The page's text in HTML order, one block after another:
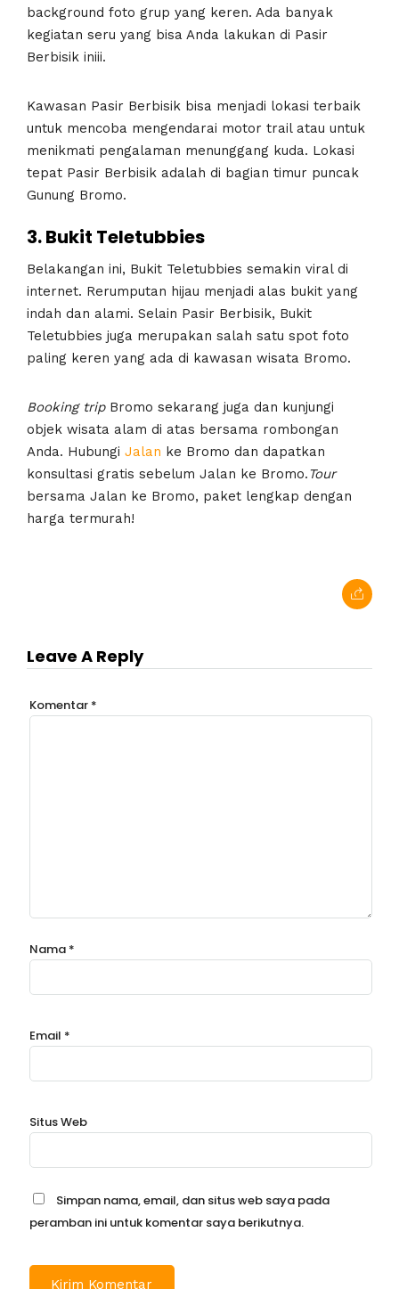
background foto grup yang keren. Ada banyak
kegiatan seru yang bisa Anda lakukan di Pasir
Berbisik iniii.
Kawasan Pasir Berbisik bisa menjadi lokasi terbaik
untuk mencoba mengendarai motor trail atau untuk
menikmati pengalaman menunggang kuda. Lokasi
tepat Pasir Berbisik adalah di bagian timur puncak
Gunung Bromo.
3. Bukit Teletubbies
Belakangan ini, Bukit Teletubbies semakin viral di
internet. Rerumputan hijau menjadi alas bukit yang
indah dan alami. Selain Pasir Berbisik, Bukit
Teletubbies juga merupakan salah satu spot foto
paling keren yang ada di kawasan wisata Bromo.
Booking tripBromo sekarang juga dan kunjungi
objek wisata alam di atas bersama rombongan
Anda. Hubungi Jalan ke Bromo dan dapatkan
konsultasi gratis sebelum Jalan ke Bromo.Tour
bersama Jalan ke Bromo, paket lengkap dengan
harga termurah!
Leave A Reply
Komentar *
Nama *
Email *
Situs Web
Simpan nama, email, dan situs web saya pada
peramban ini untuk komentar saya berikutnya.